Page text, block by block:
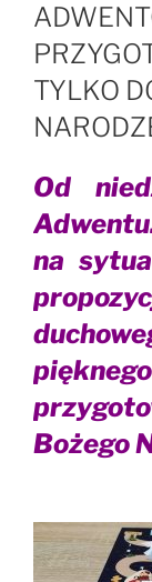
TYLKO
Od
na
Bożego